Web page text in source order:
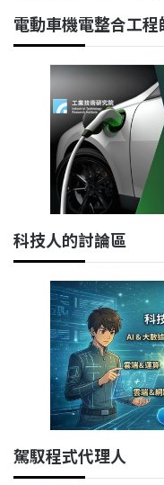
電動車機電整合工程
科技人的討論區
駕馭程式代理人